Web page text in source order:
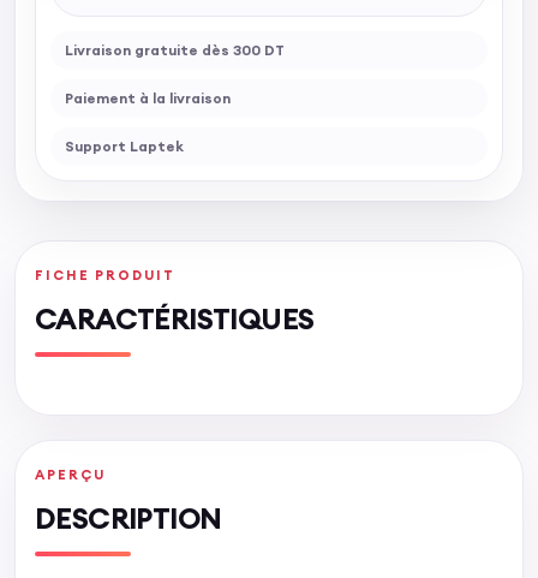
Livraison gratuite dès 300 DT
Paiement à la livraison
Support Laptek
APERÇU
DESCRIPTION
FICHE PRODUIT
CARACTÉRISTIQUES